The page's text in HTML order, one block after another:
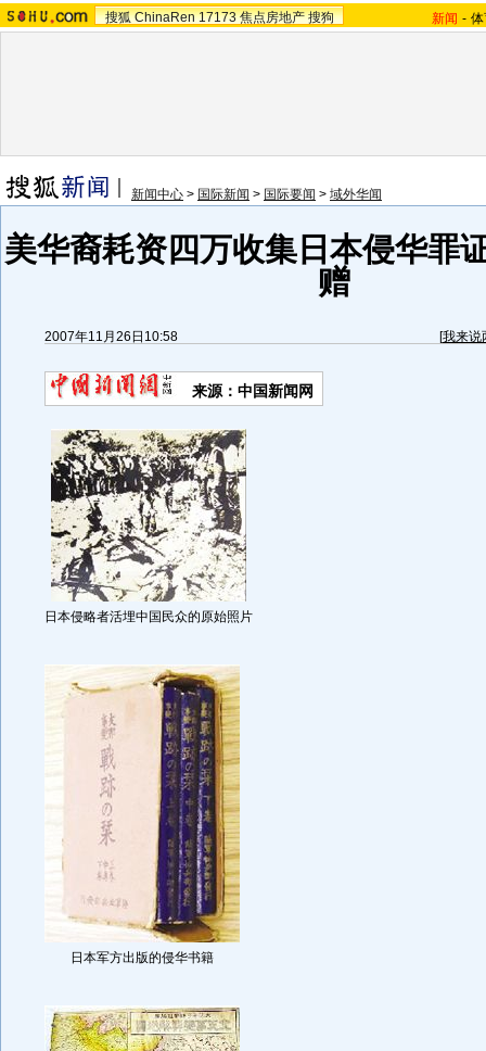
搜狐 ChinaRen 17173 焦点房地产 搜狗 新闻 -
新闻中心 > 国际新闻 > 国际要闻 > 域外华闻
美华裔耗资四万收集日本侵华罪
赠
2007年11月26日10:58 [我来说
来源：中国新闻网
日本侵略者活埋中国民众的原始照片
日本军方出版的侵华书籍